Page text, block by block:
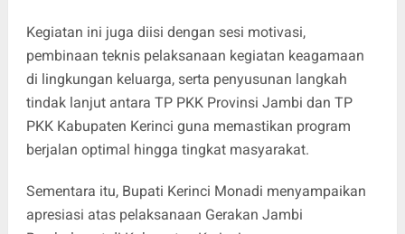
Kegiatan ini juga diisi dengan sesi motivasi,
pembinaan teknis pelaksanaan kegiatan keagamaan
di lingkungan keluarga, serta penyusunan langkah
tindak lanjut antara TP PKK Provinsi Jambi dan TP
PKK Kabupaten Kerinci guna memastikan program
berjalan optimal hingga tingkat masyarakat.
Sementara itu, Bupati Kerinci Monadi menyampaikan
apresiasi atas pelaksanaan Gerakan Jambi